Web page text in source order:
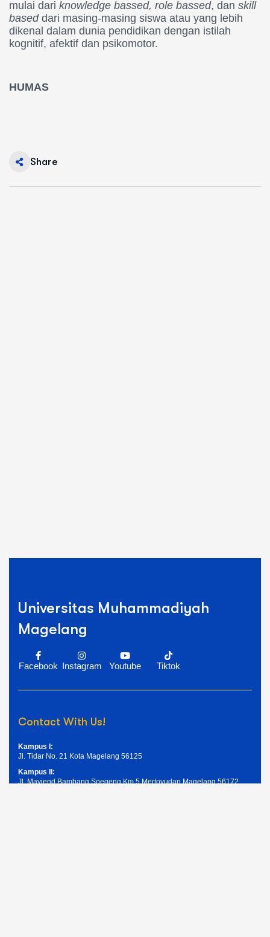
mulai dari knowledge bassed, role bassed, dan skill
baseddari masing-masing siswa atau yang lebih
dikenal dalam dunia pendidikan dengan istilah
kognitif, afektif dan psikomotor.
HUMAS
Share
Universitas Muhammadiyah
Magelang
Facebook Instagram Youtube Tiktok
Contact With Us!
Kampus I:
Jl. Tidar No. 21 Kota Magelang 56125
Kampus II:
Jl. Mayjend Bambang Soegeng Km.5 Mertoyudan Magelang 56172